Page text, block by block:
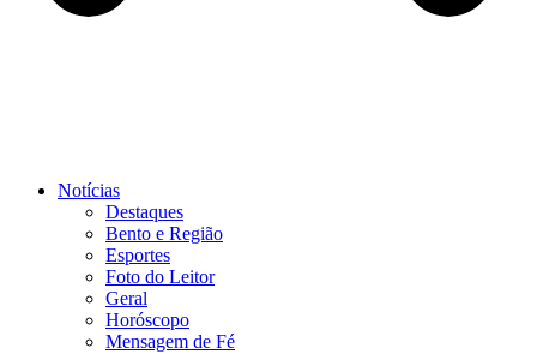
Notícias
Destaques
Bento e Região
Esportes
Foto do Leitor
Geral
Horóscopo
Mensagem de Fé